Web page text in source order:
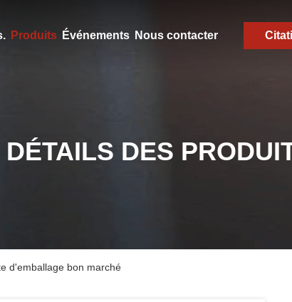
Produits Événements Nous contacter
DÉTAILS DES
d'emballage bon marché